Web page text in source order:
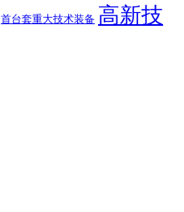
首台套重大技术装备 高新技